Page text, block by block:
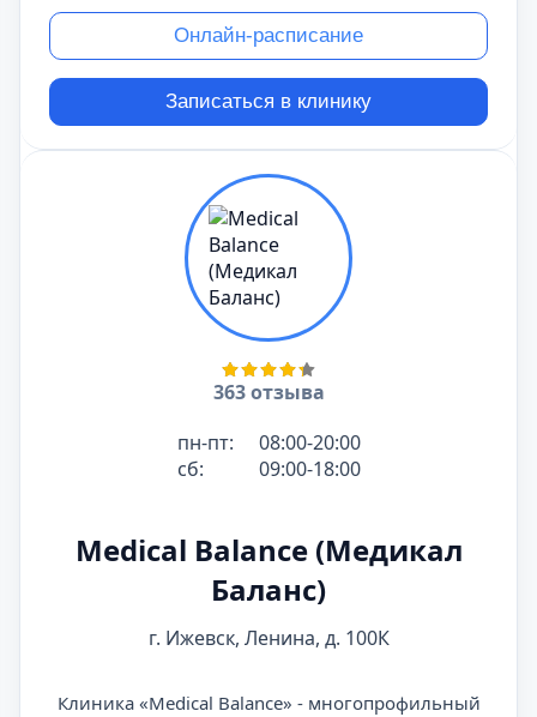
Онлайн-расписание
Записаться в клинику
363 отзыва
пн-пт:
08:00-20:00
сб:
09:00-18:00
Medical Balance (Медикал
Баланс)
г. Ижевск, Ленина, д. 100К
Клиника «Medical Balance» - многопрофильный